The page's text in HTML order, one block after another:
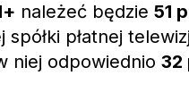
należeć będzie 51
płatnej
niej odpowiednio 32